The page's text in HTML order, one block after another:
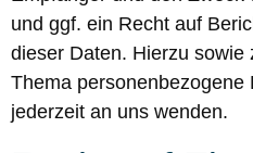
und ggf. ein Recht auf
dieser Daten. Hierzu sowie
Thema personenbezogene
jederzeit an uns wenden.